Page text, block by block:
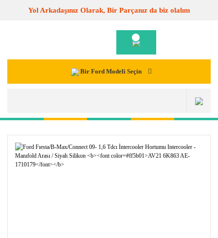
Yol Arkadaşınız Olarak, Bir Parçanız da biz olalım
Bir Ford Modeli Seçin